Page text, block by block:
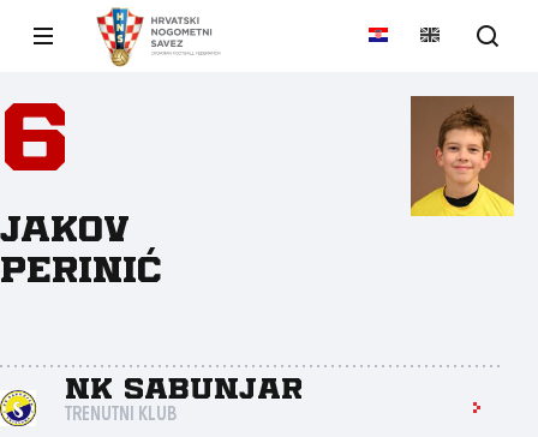
6
Jakov
Perinić
NK Sabunjar
TRENUTNI KLUB